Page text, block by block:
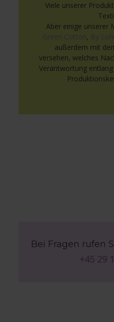
Viele unserer
Aber einige unserer
Green Cotton, By
außerdem mit
versehen, welches
Verantwortung
Bei Fragen rufen
+45 29